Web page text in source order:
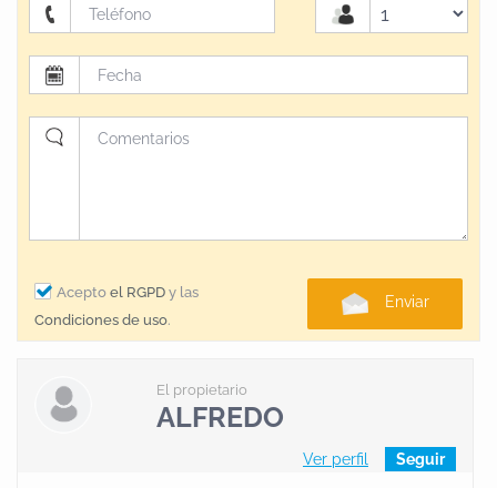
Acepto el RGPD y las
Condiciones de uso.
Enviar
El propietario
ALFREDO
Ver perfil Seguir